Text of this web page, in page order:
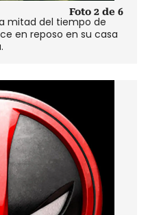
mitad del tiempo de
en reposo en su casa
Foto 2 de 6